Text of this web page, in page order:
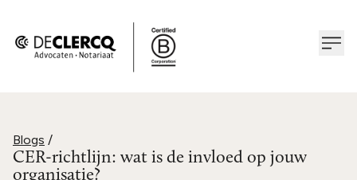
Blogs /
CER-richtlijn: wat is de invloed op jouw
organisatie?